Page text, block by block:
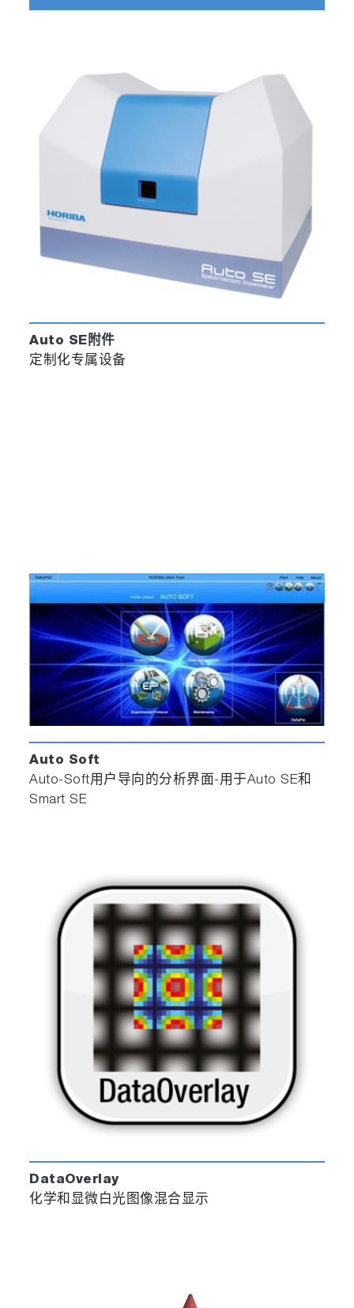
Auto SE附件
定制化专属设备
Auto Soft
Auto-Soft用户导向的分析界面-用于Auto SE和
Smart SE
DataOverlay
化学和显微白光图像混合显示